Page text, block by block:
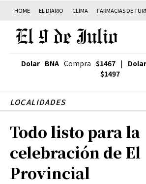
HOME EL DIARIO CLIMA FARMACIAS DE
Dolar BNA Compra $1467 |
$1497
LOCALIDADES
Todo listo para la
celebración de El
Provincial